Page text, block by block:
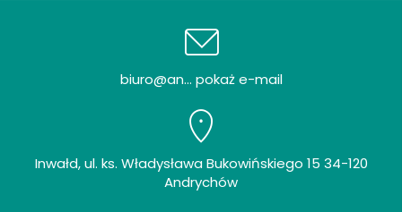
biuro@an... pokaż e-mail
Inwałd, ul. ks. Władysława Bukowińskiego 15 34-120
Andrychów